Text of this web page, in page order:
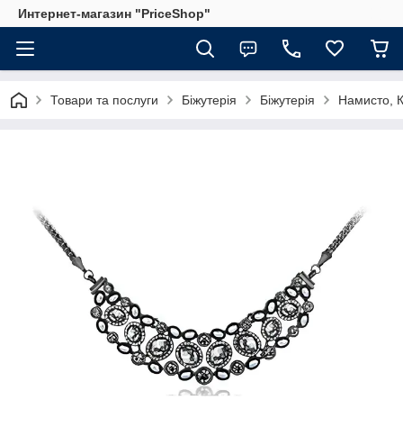
Интернет-магазин "PriceShop"
Товари та послуги Біжутерія Біжутерія Намисто,